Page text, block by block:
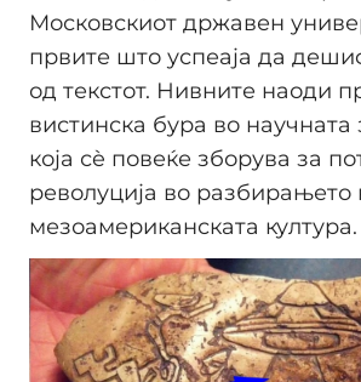
Московскиот државен
првите што успеаја да
од текстот. Нивните наоди
вистинска бура во научната
која сè повеќе зборува за
револуција во разбирањето
мезоамериканската култура.